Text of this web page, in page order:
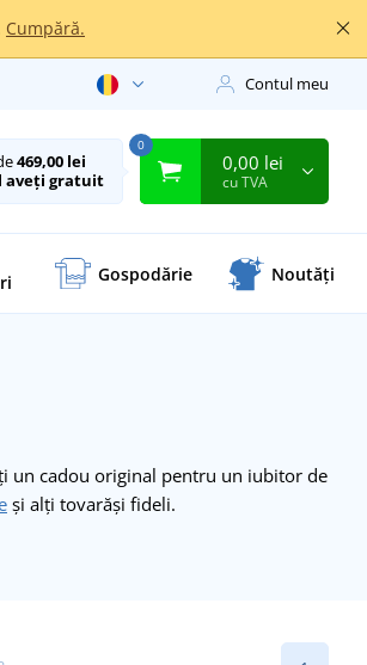
Cumpără.
Contul meu
469,00 lei
aveți gratuit
0
0,00 lei
cu TVA
Gospodărie Noutăți
un cadou original pentru un iubitor de
și alți tovarăși fideli.